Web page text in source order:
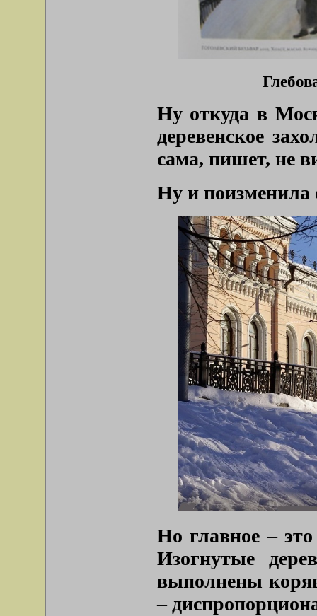
Ну откуда в
деревенское
сама, пишет, не
Ну и поизменила
Но главное –
Изогнутые
выполнены
–